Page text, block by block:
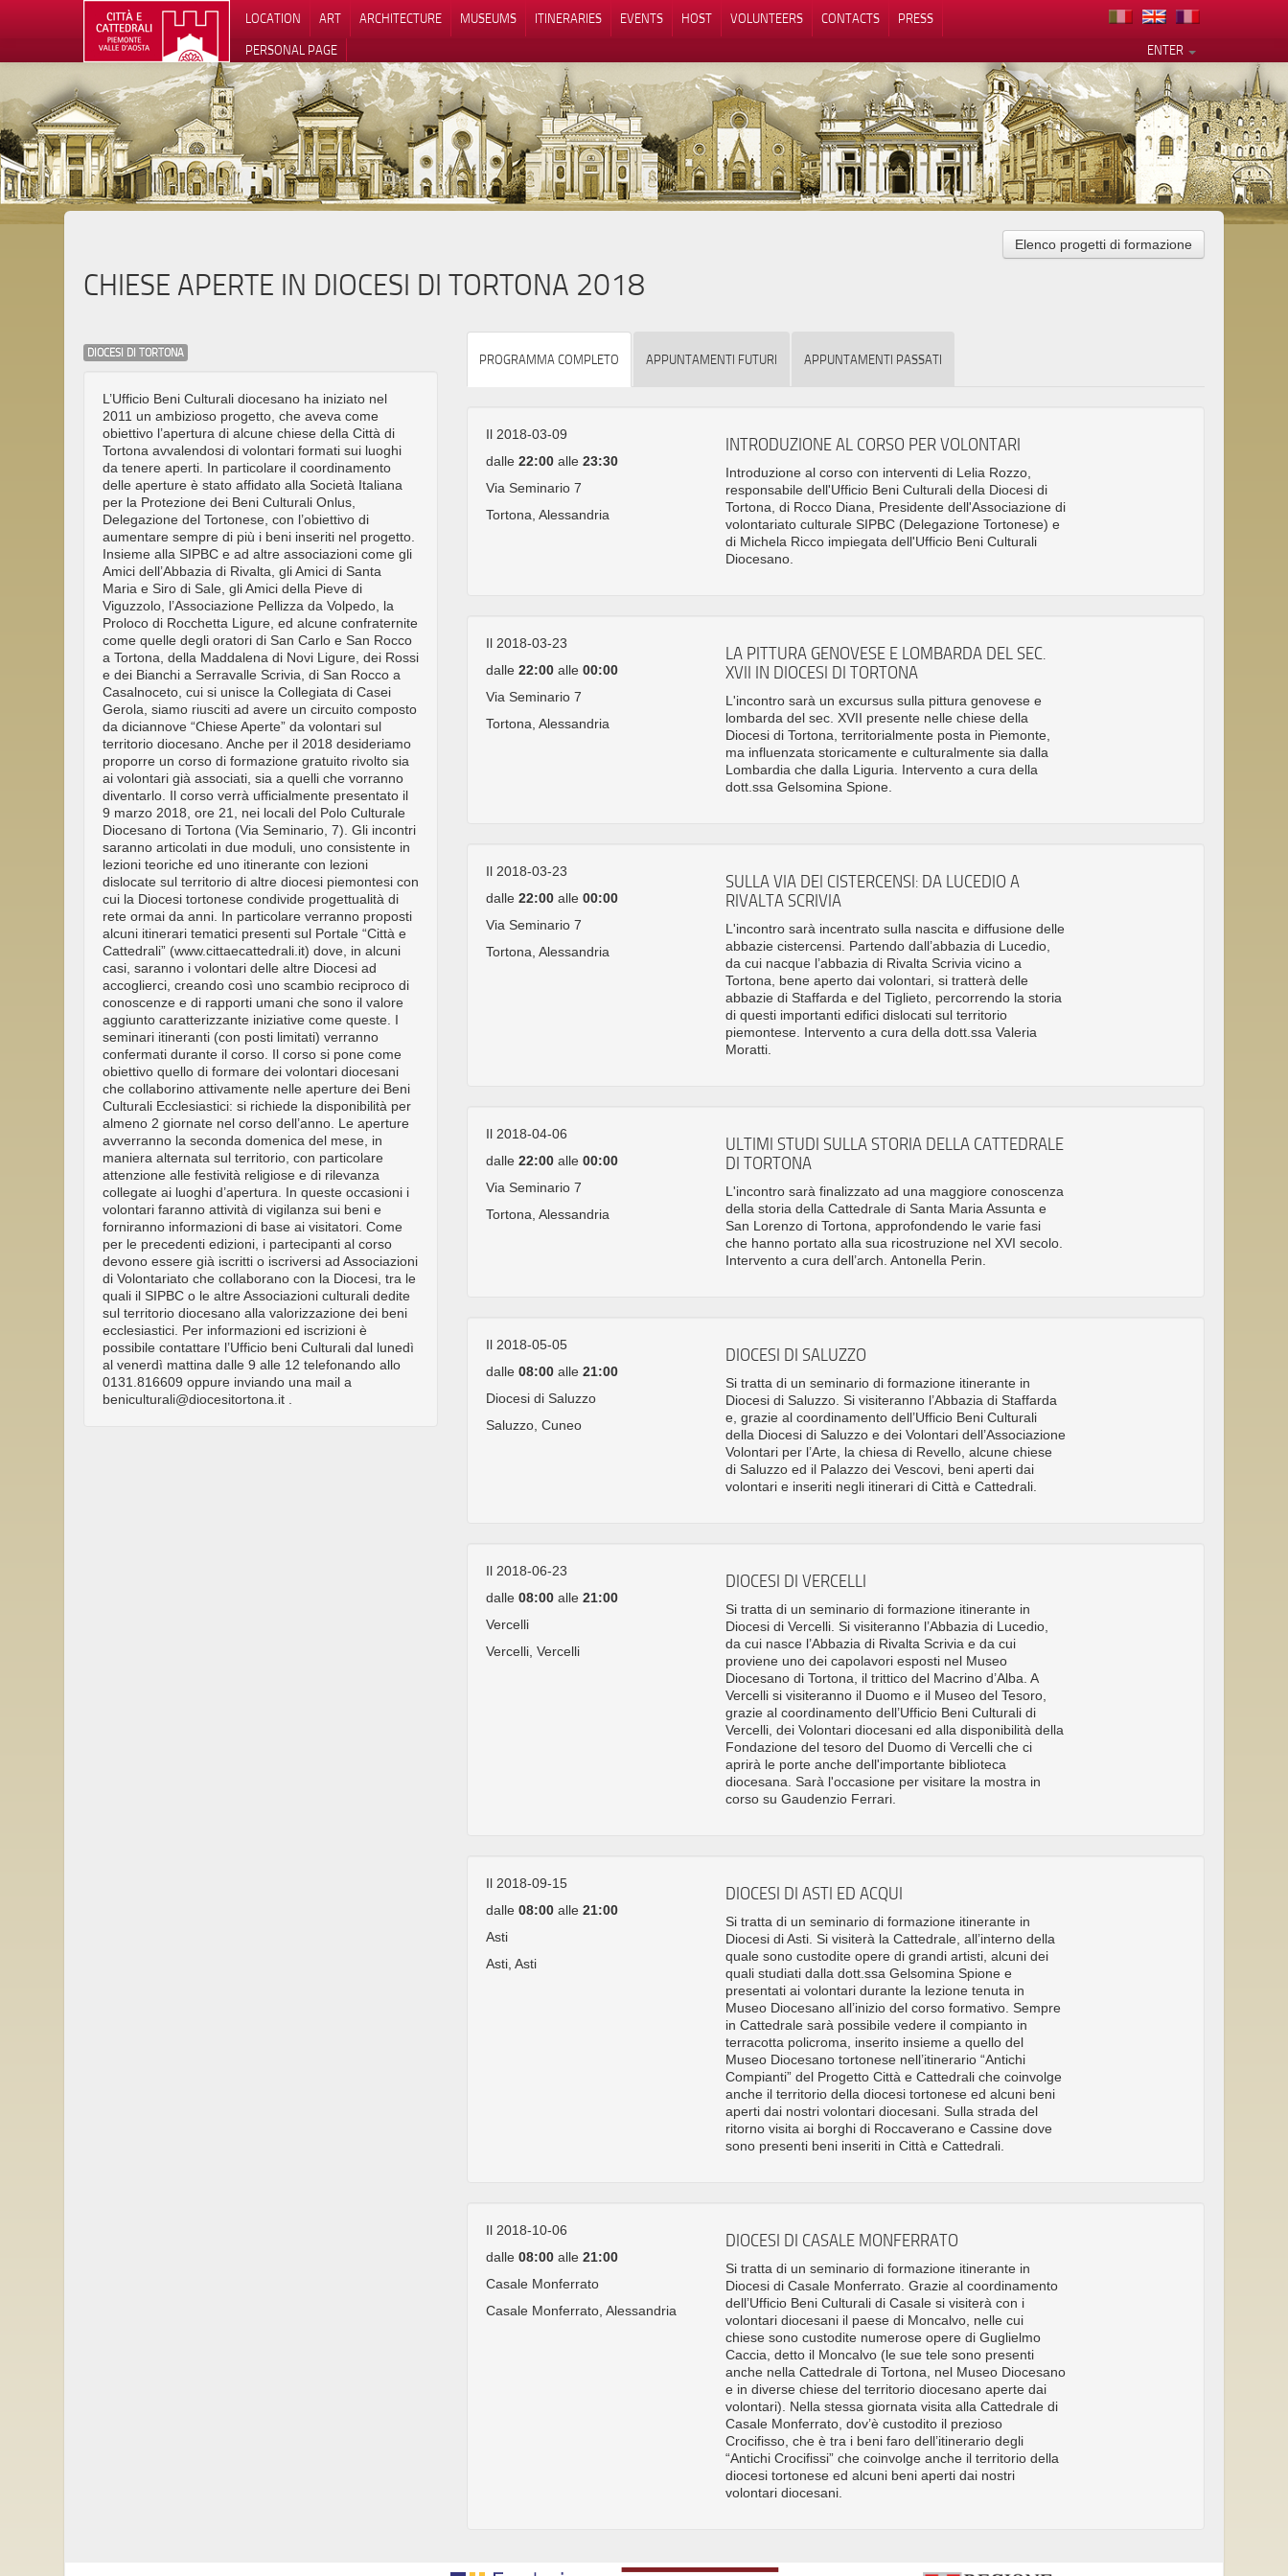
LOCATION ART ARCHITECTURE MUSEUMS ITINERARIES EVENTS HOST VOLUNTEERS CONTACTS
PRESS
ENTER
PERSONAL PAGE
Elenco progetti di formazione
CHIESE APERTE IN DIOCESI DI TORTONA 2018
DIOCESI DI TORTONA
L’Ufficio Beni Culturali diocesano ha iniziato nel
2011 un ambizioso progetto, che aveva come
obiettivo l’apertura di alcune chiese della Città di
Tortona avvalendosi di volontari formati sui luoghi
da tenere aperti. In particolare il coordinamento
delle aperture è stato affidato alla Società Italiana
per la Protezione dei Beni Culturali Onlus,
Delegazione del Tortonese, con l’obiettivo di
aumentare sempre di più i beni inseriti nel progetto.
Insieme alla SIPBC e ad altre associazioni come gli
Amici dell’Abbazia di Rivalta, gli Amici di Santa
Maria e Siro di Sale, gli Amici della Pieve di
Viguzzolo, l’Associazione Pellizza da Volpedo, la
Proloco di Rocchetta Ligure, ed alcune confraternite
come quelle degli oratori di San Carlo e San Rocco
a Tortona, della Maddalena di Novi Ligure, dei Rossi
e dei Bianchi a Serravalle Scrivia, di San Rocco a
Casalnoceto, cui si unisce la Collegiata di Casei
Gerola, siamo riusciti ad avere un circuito composto
da diciannove “Chiese Aperte” da volontari sul
territorio diocesano. Anche per il 2018 desideriamo
proporre un corso di formazione gratuito rivolto sia
ai volontari già associati, sia a quelli che vorranno
diventarlo. Il corso verrà ufficialmente presentato il
9 marzo 2018, ore 21, nei locali del Polo Culturale
Diocesano di Tortona (Via Seminario, 7). Gli incontri
saranno articolati in due moduli, uno consistente in
lezioni teoriche ed uno itinerante con lezioni
dislocate sul territorio di altre diocesi piemontesi con
cui la Diocesi tortonese condivide progettualità di
rete ormai da anni. In particolare verranno proposti
alcuni itinerari tematici presenti sul Portale “Città e
Cattedrali” (www.cittaecattedrali.it) dove, in alcuni
casi, saranno i volontari delle altre Diocesi ad
accoglierci, creando così uno scambio reciproco di
conoscenze e di rapporti umani che sono il valore
aggiunto caratterizzante iniziative come queste. I
seminari itineranti (con posti limitati) verranno
confermati durante il corso. Il corso si pone come
obiettivo quello di formare dei volontari diocesani
che collaborino attivamente nelle aperture dei Beni
Culturali Ecclesiastici: si richiede la disponibilità per
almeno 2 giornate nel corso dell’anno. Le aperture
avverranno la seconda domenica del mese, in
maniera alternata sul territorio, con particolare
attenzione alle festività religiose e di rilevanza
collegate ai luoghi d’apertura. In queste occasioni i
volontari faranno attività di vigilanza sui beni e
forniranno informazioni di base ai visitatori. Come
per le precedenti edizioni, i partecipanti al corso
devono essere già iscritti o iscriversi ad Associazioni
di Volontariato che collaborano con la Diocesi, tra le
quali il SIPBC o le altre Associazioni culturali dedite
sul territorio diocesano alla valorizzazione dei beni
ecclesiastici. Per informazioni ed iscrizioni è
possibile contattare l’Ufficio beni Culturali dal lunedì
al venerdì mattina dalle 9 alle 12 telefonando allo
0131.816609 oppure inviando una mail a
beniculturali@diocesitortona.it .
PROGRAMMA COMPLETO APPUNTAMENTI FUTURI APPUNTAMENTI PASSATI
Il 2018-03-09
dalle 22:00alle 23:30
Via Seminario 7
Tortona, Alessandria
INTRODUZIONE AL CORSO PER VOLONTARI
Introduzione al corso con interventi di Lelia Rozzo,
responsabile dell'Ufficio Beni Culturali della Diocesi di
Tortona, di Rocco Diana, Presidente dell'Associazione di
volontariato culturale SIPBC (Delegazione Tortonese) e
di Michela Ricco impiegata dell'Ufficio Beni Culturali
Diocesano.
Il 2018-03-23
dalle 22:00alle 00:00
Via Seminario 7
Tortona, Alessandria
LA PITTURA GENOVESE E LOMBARDA DEL SEC.
XVII IN DIOCESI DI TORTONA
L'incontro sarà un excursus sulla pittura genovese e
lombarda del sec. XVII presente nelle chiese della
Diocesi di Tortona, territorialmente posta in Piemonte,
ma influenzata storicamente e culturalmente sia dalla
Lombardia che dalla Liguria. Intervento a cura della
dott.ssa Gelsomina Spione.
Il 2018-03-23
dalle 22:00alle 00:00
Via Seminario 7
Tortona, Alessandria
SULLA VIA DEI CISTERCENSI: DA LUCEDIO A
RIVALTA SCRIVIA
L'incontro sarà incentrato sulla nascita e diffusione delle
abbazie cistercensi. Partendo dall’abbazia di Lucedio,
da cui nacque l’abbazia di Rivalta Scrivia vicino a
Tortona, bene aperto dai volontari, si tratterà delle
abbazie di Staffarda e del Tiglieto, percorrendo la storia
di questi importanti edifici dislocati sul territorio
piemontese. Intervento a cura della dott.ssa Valeria
Moratti.
Il 2018-04-06
dalle 22:00alle 00:00
Via Seminario 7
Tortona, Alessandria
ULTIMI STUDI SULLA STORIA DELLA CATTEDRALE
DI TORTONA
L'incontro sarà finalizzato ad una maggiore conoscenza
della storia della Cattedrale di Santa Maria Assunta e
San Lorenzo di Tortona, approfondendo le varie fasi
che hanno portato alla sua ricostruzione nel XVI secolo.
Intervento a cura dell’arch. Antonella Perin.
Il 2018-05-05
dalle 08:00alle 21:00
Diocesi di Saluzzo
Saluzzo, Cuneo
DIOCESI DI SALUZZO
Si tratta di un seminario di formazione itinerante in
Diocesi di Saluzzo. Si visiteranno l’Abbazia di Staffarda
e, grazie al coordinamento dell’Ufficio Beni Culturali
della Diocesi di Saluzzo e dei Volontari dell’Associazione
Volontari per l’Arte, la chiesa di Revello, alcune chiese
di Saluzzo ed il Palazzo dei Vescovi, beni aperti dai
volontari e inseriti negli itinerari di Città e Cattedrali.
Il 2018-06-23
dalle 08:00alle 21:00
Vercelli
Vercelli, Vercelli
DIOCESI DI VERCELLI
Si tratta di un seminario di formazione itinerante in
Diocesi di Vercelli. Si visiteranno l’Abbazia di Lucedio,
da cui nasce l’Abbazia di Rivalta Scrivia e da cui
proviene uno dei capolavori esposti nel Museo
Diocesano di Tortona, il trittico del Macrino d’Alba. A
Vercelli si visiteranno il Duomo e il Museo del Tesoro,
grazie al coordinamento dell’Ufficio Beni Culturali di
Vercelli, dei Volontari diocesani ed alla disponibilità della
Fondazione del tesoro del Duomo di Vercelli che ci
aprirà le porte anche dell'importante biblioteca
diocesana. Sarà l'occasione per visitare la mostra in
corso su Gaudenzio Ferrari.
Il 2018-09-15
dalle 08:00alle 21:00
Asti
Asti, Asti
DIOCESI DI ASTI ED ACQUI
Si tratta di un seminario di formazione itinerante in
Diocesi di Asti. Si visiterà la Cattedrale, all’interno della
quale sono custodite opere di grandi artisti, alcuni dei
quali studiati dalla dott.ssa Gelsomina Spione e
presentati ai volontari durante la lezione tenuta in
Museo Diocesano all’inizio del corso formativo. Sempre
in Cattedrale sarà possibile vedere il compianto in
terracotta policroma, inserito insieme a quello del
Museo Diocesano tortonese nell’itinerario “Antichi
Compianti” del Progetto Città e Cattedrali che coinvolge
anche il territorio della diocesi tortonese ed alcuni beni
aperti dai nostri volontari diocesani. Sulla strada del
ritorno visita ai borghi di Roccaverano e Cassine dove
sono presenti beni inseriti in Città e Cattedrali.
Il 2018-10-06
dalle 08:00alle 21:00
Casale Monferrato
Casale Monferrato, Alessandria
DIOCESI DI CASALE MONFERRATO
Si tratta di un seminario di formazione itinerante in
Diocesi di Casale Monferrato. Grazie al coordinamento
dell’Ufficio Beni Culturali di Casale si visiterà con i
volontari diocesani il paese di Moncalvo, nelle cui
chiese sono custodite numerose opere di Guglielmo
Caccia, detto il Moncalvo (le sue tele sono presenti
anche nella Cattedrale di Tortona, nel Museo Diocesano
e in diverse chiese del territorio diocesano aperte dai
volontari). Nella stessa giornata visita alla Cattedrale di
Casale Monferrato, dov’è custodito il prezioso
Crocifisso, che è tra i beni faro dell’itinerario degli
“Antichi Crocifissi” che coinvolge anche il territorio della
diocesi tortonese ed alcuni beni aperti dai nostri
volontari diocesani.